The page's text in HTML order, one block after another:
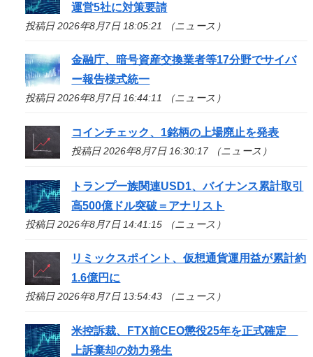
運営5社に対策要請
投稿日 2026年8月7日 18:05:21 （ニュース）
金融庁、暗号資産交換業者等17分野でサイバ
ー報告様式統一
投稿日 2026年8月7日 16:44:11 （ニュース）
コインチェック、1銘柄の上場廃止を発表
投稿日 2026年8月7日 16:30:17 （ニュース）
トランプ一族関連USD1、バイナンス累計取引
高500億ドル突破＝アナリスト
投稿日 2026年8月7日 14:41:15 （ニュース）
リミックスポイント、仮想通貨運用益が累計約
1.6億円に
投稿日 2026年8月7日 13:54:43 （ニュース）
米控訴裁、FTX前CEO懲役25年を正式確定
上訴棄却の効力発生